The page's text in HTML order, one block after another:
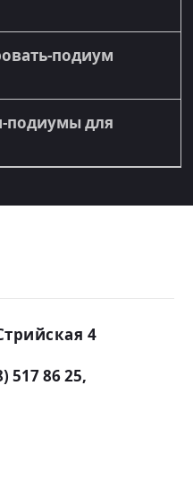
подиум
подиумы для
4
517 86 25